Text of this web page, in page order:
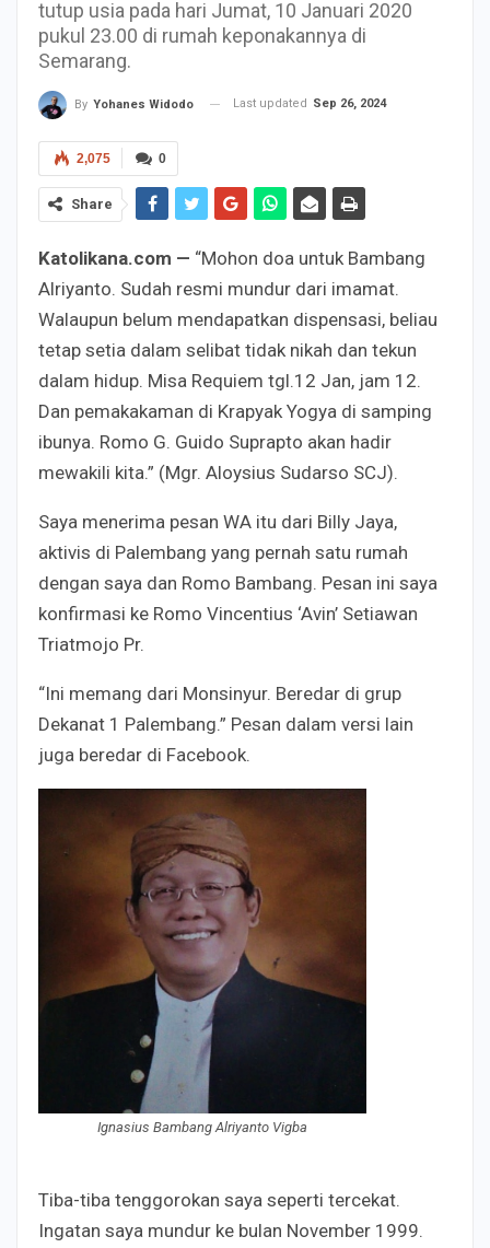
tutup usia pada hari Jumat, 10 Januari 2020
pukul 23.00 di rumah keponakannya di
Semarang.
By Yohanes Widodo Last updated Sep 26, 2024
0
2,075
Share
Katolikana.com — “Mohon doa untuk Bambang
Alriyanto. Sudah resmi mundur dari imamat.
Walaupun belum mendapatkan dispensasi, beliau
tetap setia dalam selibat tidak nikah dan tekun
dalam hidup. Misa Requiem tgl.12 Jan, jam 12.
Dan pemakakaman di Krapyak Yogya di samping
ibunya. Romo G. Guido Suprapto akan hadir
mewakili kita.” (Mgr. Aloysius Sudarso SCJ).
Saya menerima pesan WA itu dari Billy Jaya,
aktivis di Palembang yang pernah satu rumah
dengan saya dan Romo Bambang. Pesan ini saya
konfirmasi ke Romo Vincentius ‘Avin’ Setiawan
Triatmojo Pr.
“Ini memang dari Monsinyur. Beredar di grup
Dekanat 1 Palembang.” Pesan dalam versi lain
juga beredar di Facebook.
Ignasius Bambang Alriyanto Vigba
Tiba-tiba tenggorokan saya seperti tercekat.
Ingatan saya mundur ke bulan November 1999.